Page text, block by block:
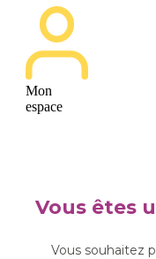
Mon
espace
Vous êtes
Vous souhaitez